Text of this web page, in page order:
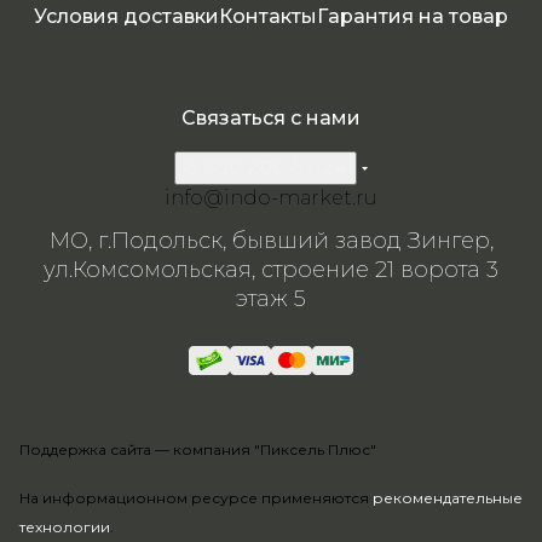
Условия доставки Контакты Гарантия на товар
На информационном ресурсе применяются рекомендательные
технологии.
Связаться с нами
info@indo-market.ru
МО, г.Подольск, бывший завод Зингер,
ул.Комсомольская, строение 21 ворота 3
этаж 5
Поддержка сайта — компания "Пиксель Плюс"